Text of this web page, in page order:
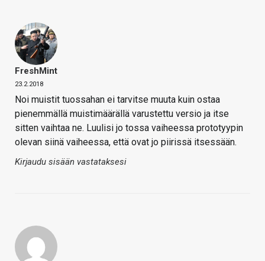
FreshMint
23.2.2018
Noi muistit tuossahan ei tarvitse muuta kuin ostaa
pienemmällä muistimäärällä varustettu versio ja itse
sitten vaihtaa ne. Luulisi jo tossa vaiheessa prototyypin
olevan siinä vaiheessa, että ovat jo piirissä itsessään.
Kirjaudu sisään vastataksesi